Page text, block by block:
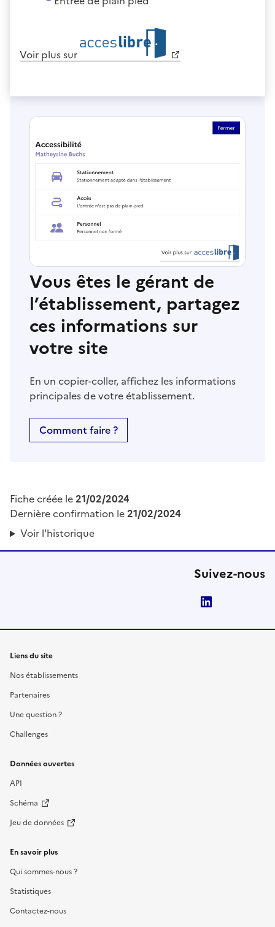
Voir plus sur
Vous êtes le gérant de
l’établissement, partagez
ces informations sur
votre site
En un copier-coller, affichez les informations
principales de votre établissement.
Comment faire ?
Fiche créée le21/02/2024
Dernière confirmation le21/02/2024
Voir l'historique
Suivez-nous
Liens du site
Nos établissements
Partenaires
Une question ?
Challenges
Données ouvertes
API
Schéma
Jeu de données
En savoir plus
Qui sommes-nous ?
Statistiques
Contactez-nous